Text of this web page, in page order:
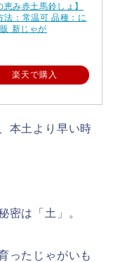
み赤土馬鈴しょ】
法：常温可 品種：に
新じゃが
楽天で購入
本土より早い時
密は「土」。
ったじゃがいも